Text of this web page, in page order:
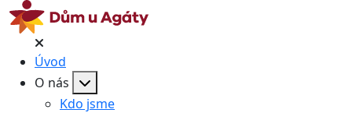
Úvod
O nás
Kdo jsme